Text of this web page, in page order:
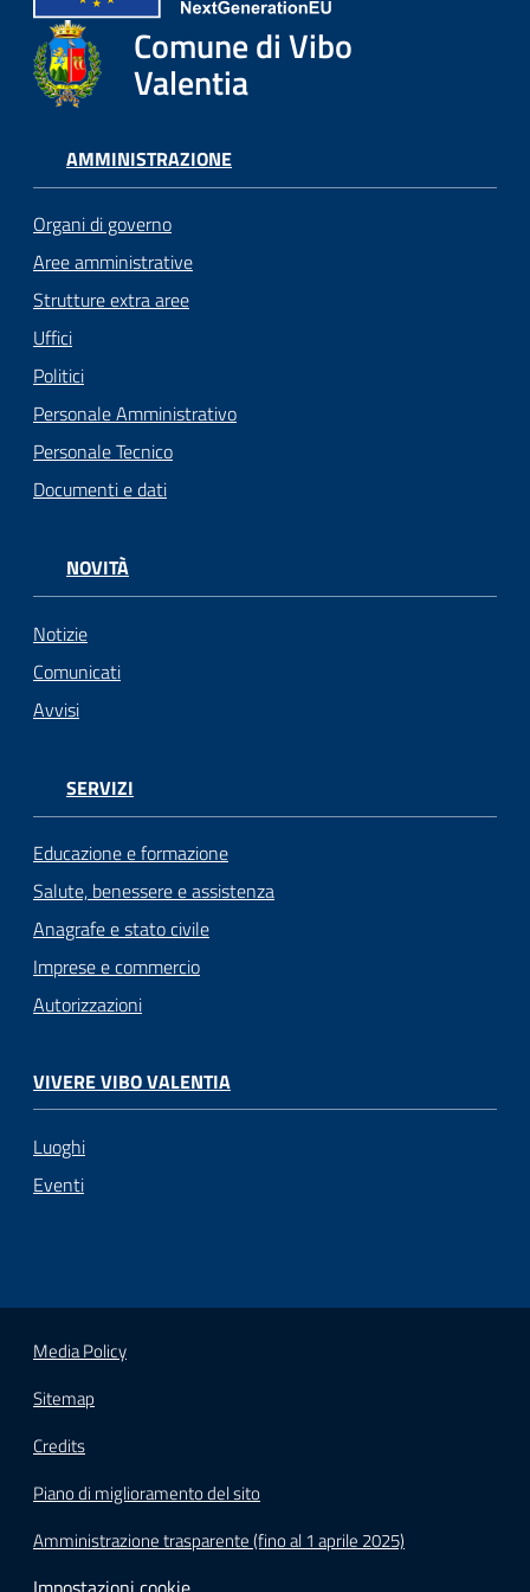
Comune di Vibo
Valentia
AMMINISTRAZIONE
Organi di governo
Aree amministrative
Strutture extra aree
Uffici
Politici
Personale Amministrativo
Personale Tecnico
Documenti e dati
NOVITÀ
Notizie
Comunicati
Avvisi
SERVIZI
Educazione e formazione
Salute, benessere e assistenza
Anagrafe e stato civile
Imprese e commercio
Autorizzazioni
VIVERE VIBO VALENTIA
Luoghi
Eventi
Media Policy
Sitemap
Credits
Piano di miglioramento del sito
Amministrazione trasparente (fino al 1 aprile 2025)